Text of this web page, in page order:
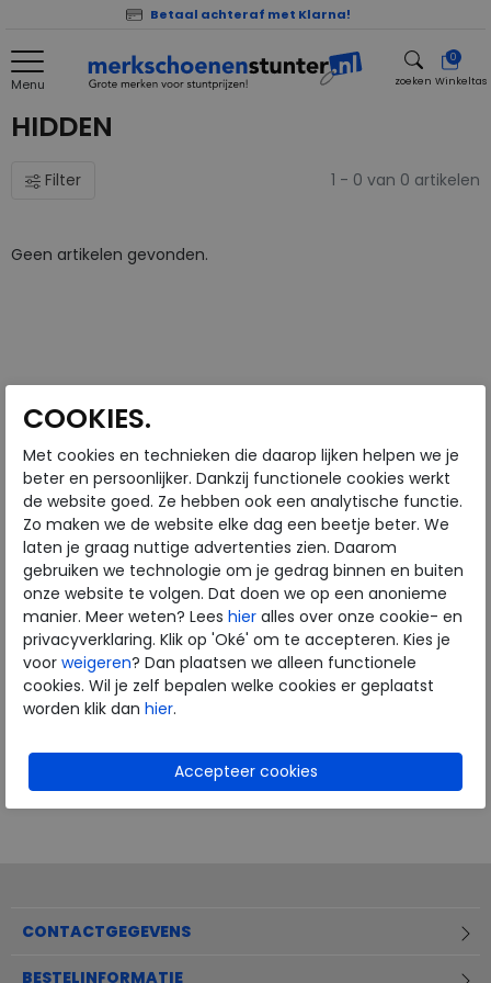
Betaal achteraf met Klarna!
Menu zoeken
0
Winkeltas
HIDDEN
Filter 1 - 0 van 0 artikelen
Geen artikelen gevonden.
CONTACTGEGEVENS
BESTELINFORMATIE
COOKIES.
Met cookies en technieken die daarop lijken helpen we je
beter en persoonlijker. Dankzij functionele cookies werkt
de website goed. Ze hebben ook een analytische functie.
Zo maken we de website elke dag een beetje beter. We
laten je graag nuttige advertenties zien. Daarom
gebruiken we technologie om je gedrag binnen en buiten
onze website te volgen. Dat doen we op een anonieme
manier. Meer weten? Lees hier alles over onze cookie- en
privacyverklaring. Klik op 'Oké' om te accepteren. Kies je
voor weigeren? Dan plaatsen we alleen functionele
cookies. Wil je zelf bepalen welke cookies er geplaatst
worden klik dan hier.